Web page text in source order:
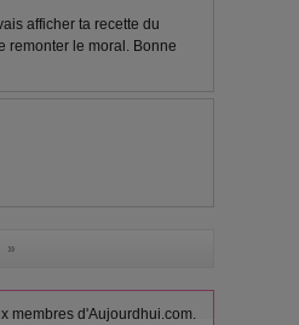
afficher ta recette du
remonter le moral. Bonne
»
membres d'Aujourdhui.com.